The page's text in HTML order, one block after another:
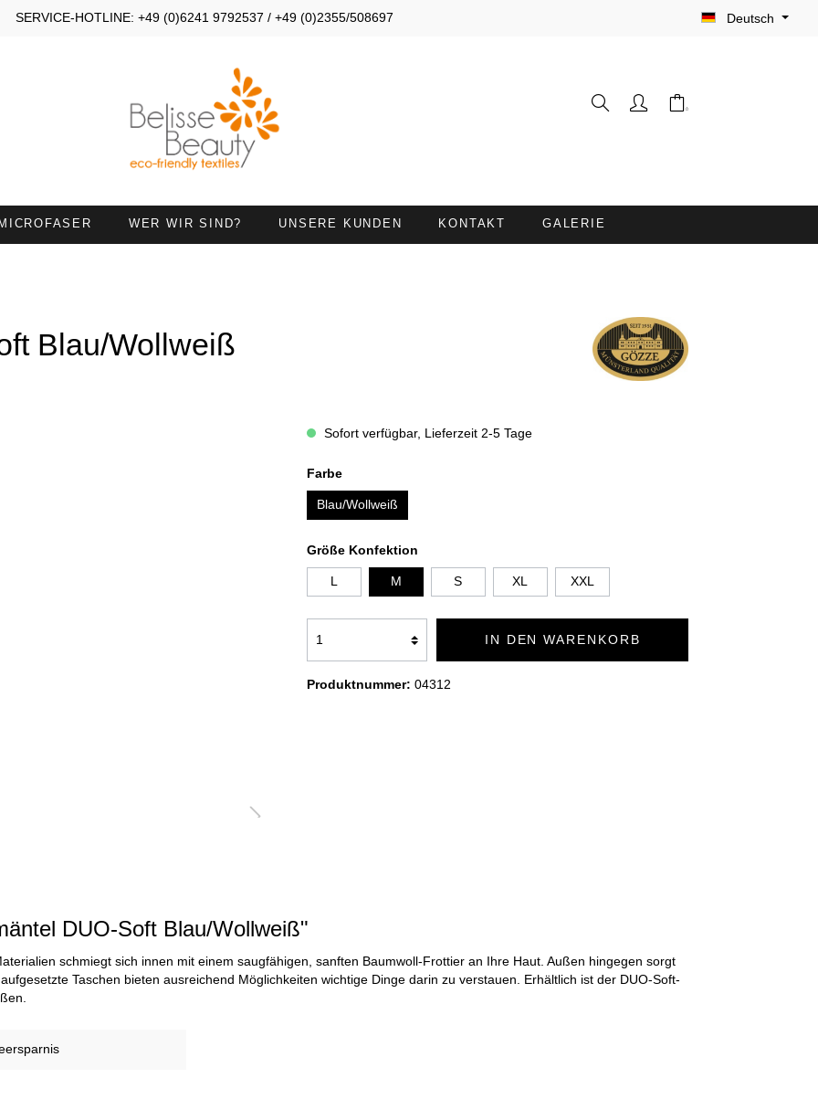
Deutsch
SERVICE-HOTLINE: +49 (0)6241 9792537 / +49 (0)2355/508697
MICROFASER WER WIR SIND? UNSERE KUNDEN KONTAKT GALERIE
LIEGENBEZÜGE MIT
BADEMÄNTEL NEW GENERATION BADEMÄNTEL DUO SOFT
KUSCHELDECKEN LIGHT
Blau/Wollweiß
Sofort verfügbar, Lieferzeit 2-5 Tage
Farbe
Blau/Wollweiß
Größe Konfektion
L M S XL XXL
IN DEN WARENKORB
Produktnummer: 04312
DUO-Soft Blau/Wollweiß"
schmiegt sich innen mit einem saugfähigen, sanften Baumwoll-Frottier an Ihre Haut. Außen hingegen sorgt
Taschen bieten ausreichend Möglichkeiten wichtige Dinge darin zu verstauen. Erhältlich ist der DUO-Soft-